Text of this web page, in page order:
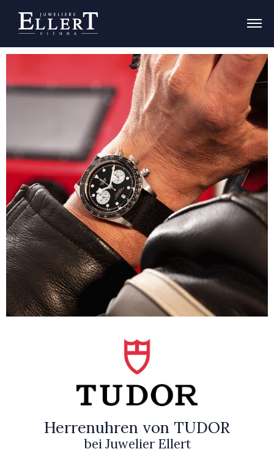
Herrenuhren von TUDOR
bei Juwelier Ellert